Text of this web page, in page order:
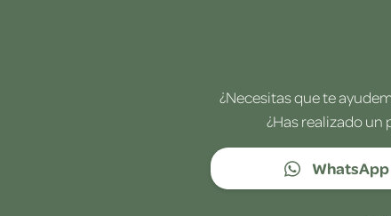
¿Necesitas que te
¿Has realizado un
WhatsApp